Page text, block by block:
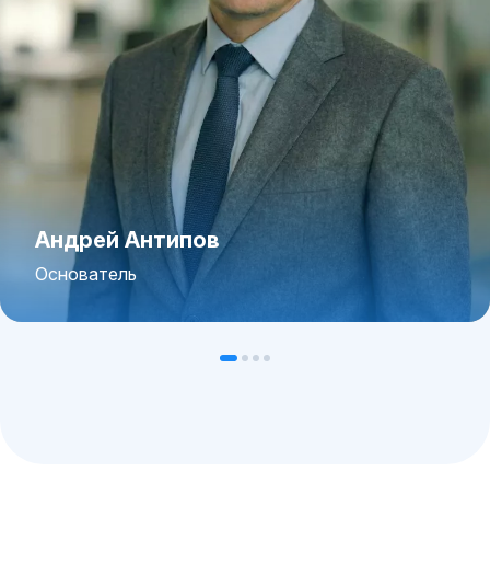
Андрей Антипов
Основатель